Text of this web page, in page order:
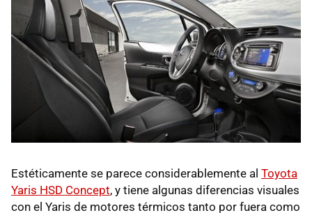
Estéticamente se parece considerablemente al Toyota
Yaris HSD Concept, y tiene algunas diferencias visuales
con el Yaris de motores térmicos tanto por fuera como